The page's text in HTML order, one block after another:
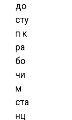
до
сту
п к
ра
бо
чи
м
ста
нц